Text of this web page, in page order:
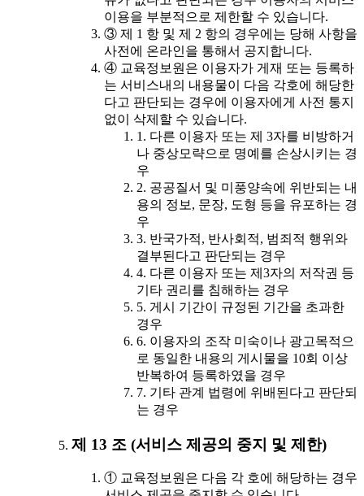
이용을 부분적으로 제한할 수 있습니다.
③ 제 1 항 및 제 2 항의 경우에는 당해 사항을
사전에 온라인을 통해서 공지합니다.
④ 교육정보원은 이용자가 게재 또는 등록하
는 서비스내의 내용물이 다음 각호에 해당한
다고 판단되는 경우에 이용자에게 사전 통지
없이 삭제할 수 있습니다.
1. 다른 이용자 또는 제 3자를 비방하거
나 중상모략으로 명예를 손상시키는 경
우
2. 공공질서 및 미풍양속에 위반되는 내
용의 정보, 문장, 도형 등을 유포하는 경
우
3. 반국가적, 반사회적, 범죄적 행위와
결부된다고 판단되는 경우
4. 다른 이용자 또는 제3자의 저작권 등
기타 권리를 침해하는 경우
5. 게시 기간이 규정된 기간을 초과한
경우
6. 이용자의 조작 미숙이나 광고목적으
로 동일한 내용의 게시물을 10회 이상
반복하여 등록하였을 경우
7. 기타 관계 법령에 위배된다고 판단되
는 경우
제 13 조 (서비스 제공의 중지 및 제한)
① 교육정보원은 다음 각 호에 해당하는 경우